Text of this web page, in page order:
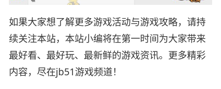
如果大家想了解更多游戏活动与游戏攻略，请持
续关注本站，本站小编将在第一时间为大家带来
最好看、最好玩、最新鲜的游戏资讯。更多精彩
内容，尽在jb51游戏频道！